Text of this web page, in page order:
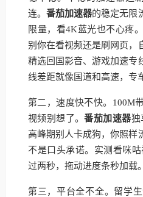
连。番茄加速器的稳定无限
限量，看4K蓝光也不心疼
别你在看视频还是刷网页，
精选回国影音、游戏加速专
线差距就像国道和高速，专
第二，速度快不快。100M
视频别想了。番茄加速器独
高峰期别人卡成狗，你照样
不是口头承诺。实测看咪
过两秒，拖动进度条秒加载。
第三，平台全不全。留学